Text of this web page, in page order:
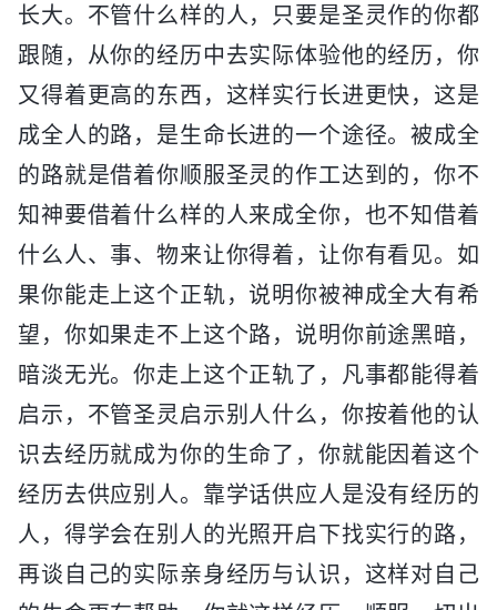
长大。不管什么样的人，只要是圣灵作的你都
跟随，从你的经历中去实际体验他的经历，你
又得着更高的东西，这样实行长进更快，这是
成全人的路，是生命长进的一个途径。被成全
的路就是借着你顺服圣灵的作工达到的，你不
知神要借着什么样的人来成全你，也不知借着
什么人、事、物来让你得着，让你有看见。如
果你能走上这个正轨，说明你被神成全大有希
望，你如果走不上这个路，说明你前途黑暗，
暗淡无光。你走上这个正轨了，凡事都能得着
启示，不管圣灵启示别人什么，你按着他的认
识去经历就成为你的生命了，你就能因着这个
经历去供应别人。靠学话供应人是没有经历的
人，得学会在别人的光照开启下找实行的路，
再谈自己的实际亲身经历与认识，这样对自己